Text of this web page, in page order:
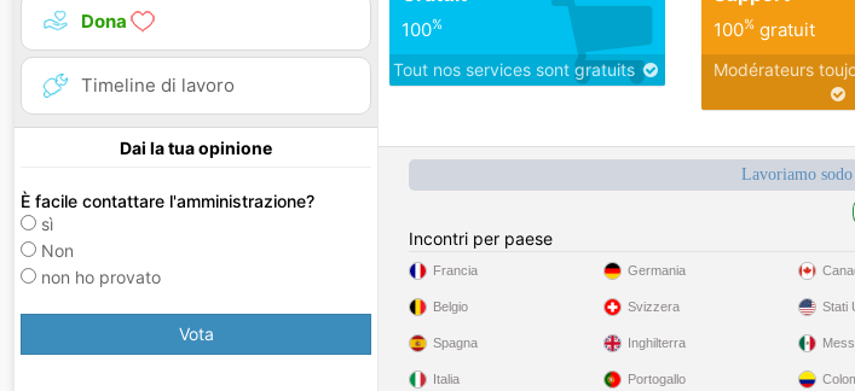
Dona
Timeline di lavoro
Dai la tua opinione
È facile contattare l'amministrazione?
sì
Non
non ho provato
Vota
100%
Tout nos services sont gratuits
100%gratuit
Modérateurs
Lavoriamo
Incontri per paese
Francia
Belgio
Spagna
Italia
Germania
Svizzera
Inghilterra
Portogallo
Stati